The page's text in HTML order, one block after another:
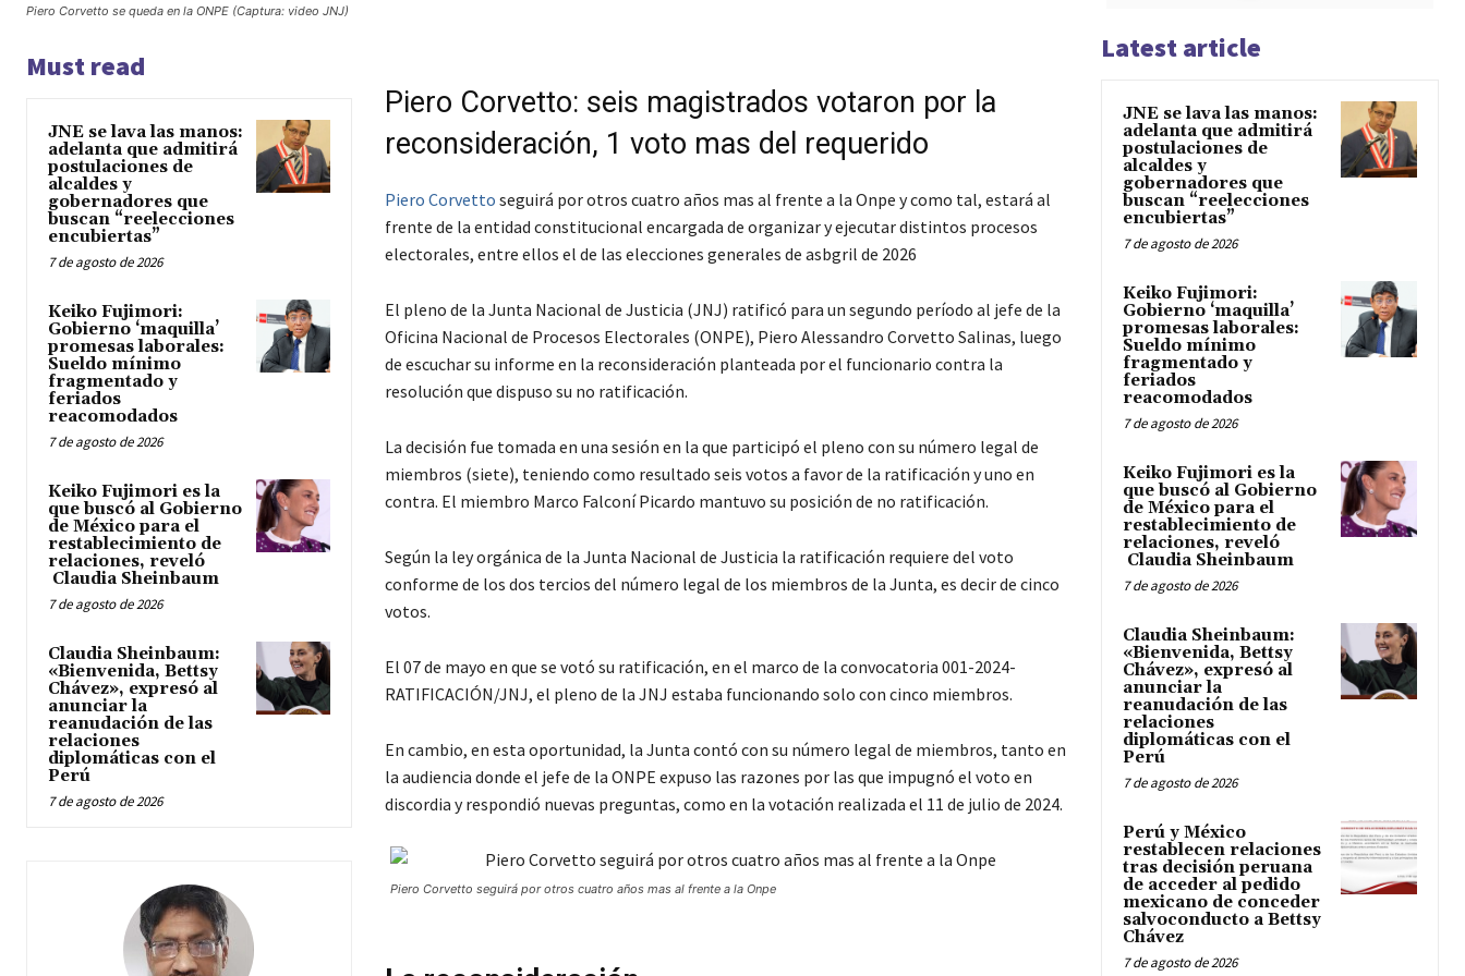
Piero Corvetto se queda en la ONPE (Captura: video JNJ)
Must read
JNE se lava las manos:
adelanta que admitirá
postulaciones de
alcaldes y
gobernadores que
buscan “reelecciones
encubiertas”
7 de agosto de 2026
Keiko Fujimori:
Gobierno ‘maquilla’
promesas laborales:
Sueldo mínimo
fragmentado y
feriados
reacomodados
7 de agosto de 2026
Keiko Fujimori es la
que buscó al Gobierno
de México para el
restablecimiento de
relaciones, reveló
Claudia Sheinbaum
7 de agosto de 2026
Claudia Sheinbaum:
«Bienvenida, Bettsy
Chávez», expresó al
anunciar la
reanudación de las
relaciones
diplomáticas con el
Perú
7 de agosto de 2026
Piero Corvetto: seis magistrados votaron por la
reconsideración, 1 voto mas del requerido
Piero Corvetto seguirá por otros cuatro años mas al frente a la Onpe y como tal, estará al
frente de la entidad constitucional encargada de organizar y ejecutar distintos procesos
electorales, entre ellos el de las elecciones generales de asbgril de 2026
El pleno de la Junta Nacional de Justicia (JNJ) ratificó para un segundo período al jefe de la
Oficina Nacional de Procesos Electorales (ONPE), Piero Alessandro Corvetto Salinas, luego
de escuchar su informe en la reconsideración planteada por el funcionario contra la
resolución que dispuso su no ratificación.
La decisión fue tomada en una sesión en la que participó el pleno con su número legal de
miembros (siete), teniendo como resultado seis votos a favor de la ratificación y uno en
contra. El miembro Marco Falconí Picardo mantuvo su posición de no ratificación.
Según la ley orgánica de la Junta Nacional de Justicia la ratificación requiere del voto
conforme de los dos tercios del número legal de los miembros de la Junta, es decir de cinco
votos.
El 07 de mayo en que se votó su ratificación, en el marco de la convocatoria 001-2024-
RATIFICACIÓN/JNJ, el pleno de la JNJ estaba funcionando solo con cinco miembros.
En cambio, en esta oportunidad, la Junta contó con su número legal de miembros, tanto en
la audiencia donde el jefe de la ONPE expuso las razones por las que impugnó el voto en
discordia y respondió nuevas preguntas, como en la votación realizada el 11 de julio de 2024.
Piero Corvetto seguirá por otros cuatro años mas al frente a la Onpe
Latest article
JNE se lava las manos:
adelanta que admitirá
postulaciones de
alcaldes y
gobernadores que
buscan “reelecciones
encubiertas”
7 de agosto de 2026
Keiko Fujimori:
Gobierno ‘maquilla’
promesas laborales:
Sueldo mínimo
fragmentado y
feriados
reacomodados
7 de agosto de 2026
Keiko Fujimori es la
que buscó al Gobierno
de México para el
restablecimiento de
relaciones, reveló
Claudia Sheinbaum
7 de agosto de 2026
Claudia Sheinbaum:
«Bienvenida, Bettsy
Chávez», expresó al
anunciar la
reanudación de las
relaciones
diplomáticas con el
Perú
7 de agosto de 2026
Perú y México
restablecen relaciones
tras decisión peruana
de acceder al pedido
mexicano de conceder
salvoconducto a Bettsy
Chávez
7 de agosto de 2026